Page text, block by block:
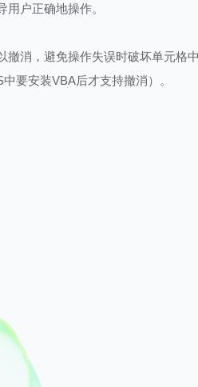
户正确地操作。
撤消，避免操作失误时破坏单元格
要安装VBA后才支持撤消）。